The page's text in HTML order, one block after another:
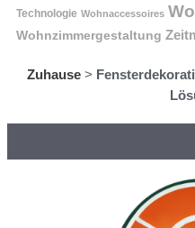
Technologie Wohnaccessoires
Wohnzimmergestaltung
Zuhause >